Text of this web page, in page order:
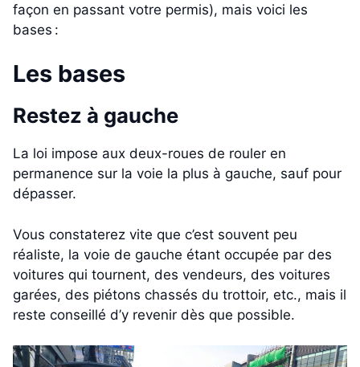
façon en passant votre permis), mais voici les
bases :
Les bases
Restez à gauche
La loi impose aux deux-roues de rouler en
permanence sur la voie la plus à gauche, sauf pour
dépasser.
Vous constaterez vite que c’est souvent peu
réaliste, la voie de gauche étant occupée par des
voitures qui tournent, des vendeurs, des voitures
garées, des piétons chassés du trottoir, etc., mais il
reste conseillé d’y revenir dès que possible.